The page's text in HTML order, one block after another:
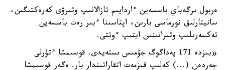
ەربول ىرگەباي باسسەين ءاردايىم تازالانىپ وتىرۋى كەرەكتىگىن،
سانيتارلىق نورماسى بارىن، اپتاسىنا ءبىر رەت باسسەين
تەكسەرىلىپ وتىراتىنىن ايتىپ ءوتتى.
«بىزدە 171 پەداگوگ جۇمىس ىستەيدى. قوسىمشا ءتۇرلى
جەردەن (...) كەلىپ قىزمەت اتقاراتىندار بار. ەگەر قوسىمشا